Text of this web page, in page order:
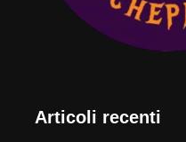
Articoli recenti